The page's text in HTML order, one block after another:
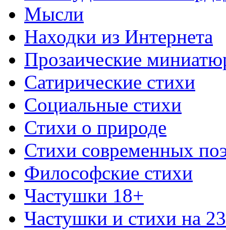
Мысли
Находки из Интернета
Прозаические
Сатирические стихи
Социальные стихи
Стихи о природе
Стихи современных
Философские стихи
Частушки 18+
Частушки и стихи на